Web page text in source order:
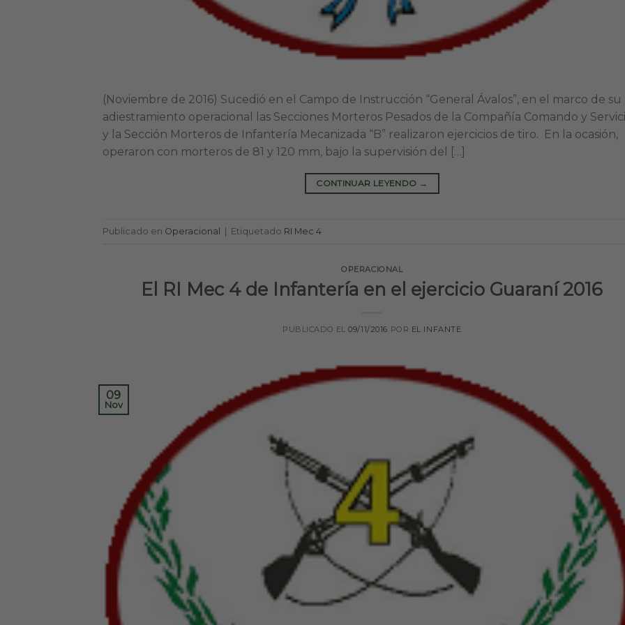
(Noviembre de 2016) Sucedió en el Campo de Instrucción “General Ávalos”, en el marco de su
adiestramiento operacional las Secciones Morteros Pesados de la Compañía Comando y
y la Sección Morteros de Infantería Mecanizada “B” realizaron ejercicios de tiro. En la ocasión,
operaron con morteros de 81 y 120 mm, bajo la supervisión del […]
CONTINUAR LEYENDO →
Publicado en Operacional | Etiquetado RI Mec 4
OPERACIONAL
El RI Mec 4 de Infantería en el ejercicio Guaraní 2016
PUBLICADO EL09/11/2016 POR EL INFANTE
09
Nov